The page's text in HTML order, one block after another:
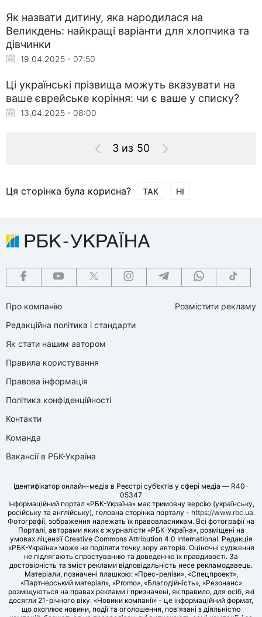
Як назвати дитину, яка народилася на
Великдень: найкращі варіанти для хлопчика та
дівчинки
19.04.2025 - 07:50
Ці українські прізвища можуть вказувати на
ваше єврейське коріння: чи є ваше у списку?
13.04.2025 - 08:00
3 из 50
Ця сторінка була корисна? ТАК НІ
Про компанію
Редакційна політика і стандарти
Як стати нашим автором
Правила користування
Правова інформація
Політика конфіденційності
Контакти
Команда
Вакансії в РБК-Україна
Розмістити рекламу
Ідентифікатор онлайн-медіа в Реєстрі суб’єктів у сфері медіа — R40-
05347
Інформаційний портал «РБК-Україна» має тримовну версію (українську,
російську та англійську), головна сторінка порталу - https://www.rbc.ua.
Фотографії, зображення належать їх правовласникам. Всі фотографії на
Порталі, авторами яких є журналісти «РБК-Україна», розміщені на
умовах ліцензії Creative Commons Attribution 4.0 International. Редакція
«РБК-Україна» може не поділяти точку зору авторів. Оціночні судження
не підлягають спростуванню та доведенню їх правдивості. За
достовірність та зміст реклами відповідальність несе рекламодавець.
Матеріали, позначені плашкою: «Прес-релізи», «Спецпроект»,
«Партнерський матеріал», «Promo», «Благодійність», «Резонанс»
розміщуються на правах реклами і призначені, як правило, для осіб, які
досягли 21-річного віку. «Новини компанії» - це інформаційний формат,
що охоплює новини, події та оголошення, пов'язані з діяльністю